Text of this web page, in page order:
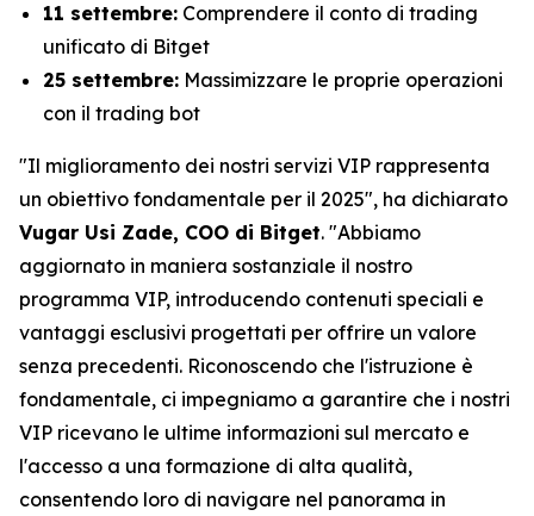
11 settembre: Comprendere il conto di trading
unificato di Bitget
25 settembre: Massimizzare le proprie operazioni
con il trading bot
"Il miglioramento dei nostri servizi VIP rappresenta
un obiettivo fondamentale per il 2025", ha dichiarato
Vugar Usi Zade, COO di Bitget. "Abbiamo
aggiornato in maniera sostanziale il nostro
programma VIP, introducendo contenuti speciali e
vantaggi esclusivi progettati per offrire un valore
senza precedenti. Riconoscendo che l'istruzione è
fondamentale, ci impegniamo a garantire che i nostri
VIP ricevano le ultime informazioni sul mercato e
l'accesso a una formazione di alta qualità,
consentendo loro di navigare nel panorama in